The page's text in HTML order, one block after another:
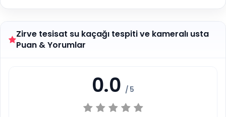
Zirve tesisat su kaçağı tespiti ve kameralı usta
Puan & Yorumlar
0.0 / 5